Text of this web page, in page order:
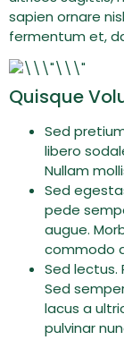
sapien ornare
fermentum et,
Quisque
Sed
libero
Nullam
Sed
pede
augue.
commodo
Sed
Sed
lacus a
pulvinar